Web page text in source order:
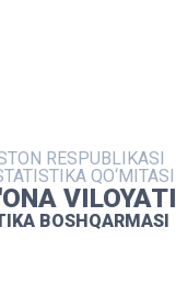
RESPUBLIKASI
QO‘MITASI
VILOYATI
BOSHQARMASI
NASHRLAR
XIZMATLAR
MATBUOT XIZMATI